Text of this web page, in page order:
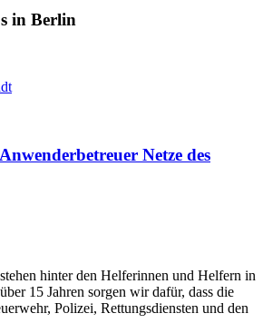
in Berlin
Netze des
hinter den Helferinnen und Helfern in
15 Jahren sorgen wir dafür, dass die
Polizei, Rettungsdiensten und den